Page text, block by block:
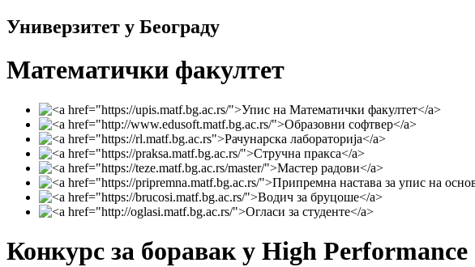
Универзитет у Београду
Математички факултет
Конкурс за боравак у High